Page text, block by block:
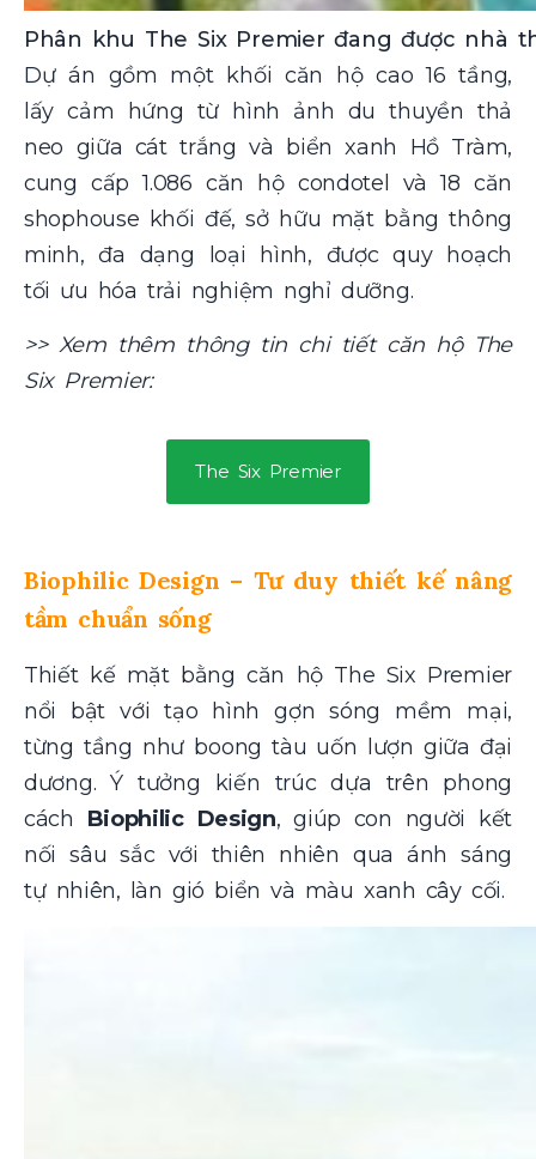
Phân khu The Six Premier đang được nhà
Dự án gồm một khối căn hộ cao 16 tầng,
lấy cảm hứng từ hình ảnh du thuyền thả
neo giữa cát trắng và biển xanh Hồ Tràm,
cung cấp 1.086 căn hộ condotel và 18 căn
shophouse khối đế, sở hữu mặt bằng thông
minh, đa dạng loại hình, được quy hoạch
tối ưu hóa trải nghiệm nghỉ dưỡng.
>> Xem thêm thông tin chi tiết căn hộ The
Six Premier:
The Six Premier
Biophilic Design – Tư duy thiết kế nâng
tầm chuẩn sống
Thiết kế mặt bằng căn hộ The Six Premier
nổi bật với tạo hình gợn sóng mềm mại,
từng tầng như boong tàu uốn lượn giữa đại
dương. Ý tưởng kiến trúc dựa trên phong
cách Biophilic Design, giúp con người kết
nối sâu sắc với thiên nhiên qua ánh sáng
tự nhiên, làn gió biển và màu xanh cây cối.